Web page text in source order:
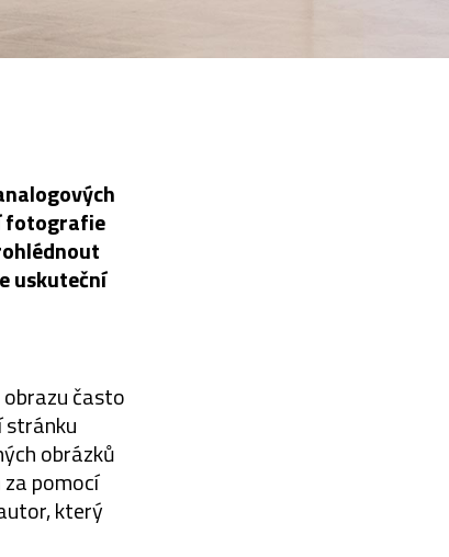
fotografie
uskuteční
často
stránku
obrázků
pomocí
který